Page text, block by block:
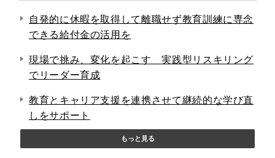
自発的に休暇を取得して離職せず教育訓練に専念
できる給付金の活用を
現場で挑み、変化を起こす 実践型リスキリング
でリーダー育成
教育とキャリア支援を連携させて継続的な学び直
しをサポート
もっと見る